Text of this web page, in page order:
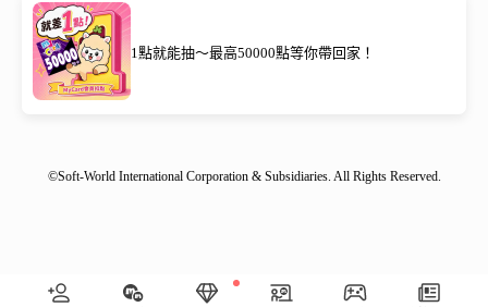
1點就能抽～最高50000點等你帶回家！
©Soft-World International Corporation & Subsidiaries. All Rights Reserved.